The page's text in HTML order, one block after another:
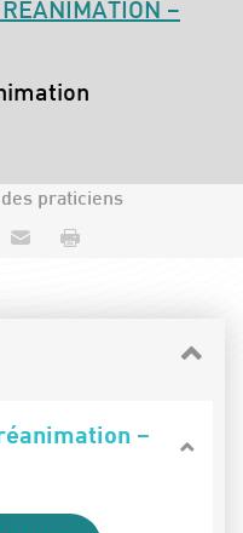
–
praticiens
sur Twittersur LinkedIn
Envoyer par e-mail
–